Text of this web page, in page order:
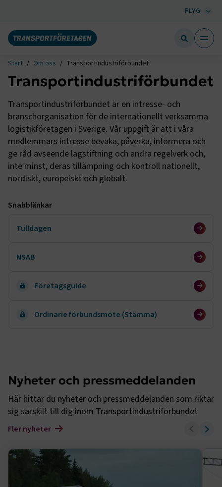
FLYG
Start Om oss Transportindustriförbundet
Transportindustriförbundet
Transportindustriförbundet är en intresse- och
branschorganisation för de internationellt verksamma
logistikföretagen i Sverige. Vår uppgift är att i våra
medlemmars intresse bevaka, påverka, informera och
ge råd avseende lagstiftning och andra regelverk och,
inte minst, deras tillämpning och kontroll nationellt,
nordiskt, europeiskt och globalt.
Snabblänkar
Tulldagen
NSAB
Företagsguide
Ordinarie förbundsmöte (Stämma)
Nyheter och pressmeddelanden
Här hittar du nyheter och pressmeddelanden som riktar
sig särskilt till dig inom Transportindustriförbundet
Fler nyheter